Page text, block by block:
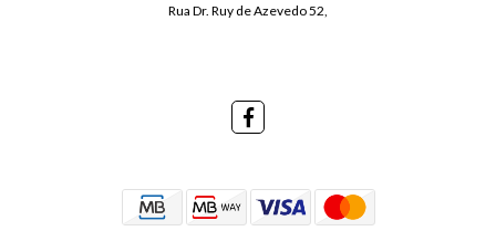
Rua Dr. Ruy de Azevedo 52,